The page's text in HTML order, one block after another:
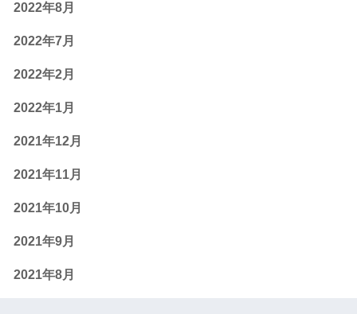
2022年8月
2022年7月
2022年2月
2022年1月
2021年12月
2021年11月
2021年10月
2021年9月
2021年8月